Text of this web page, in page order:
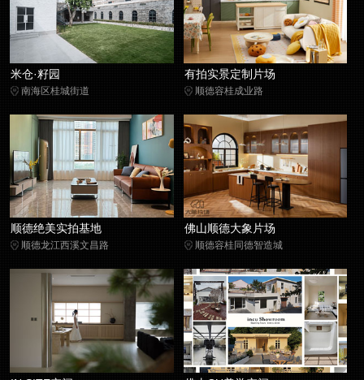
米仓·籽园
南海区桂城街道
有拍实景定制片场
顺德容桂成业路
顺德绝美实拍基地
顺德龙江西溪文昌路
佛山顺德大象片场
顺德容桂同德智造城